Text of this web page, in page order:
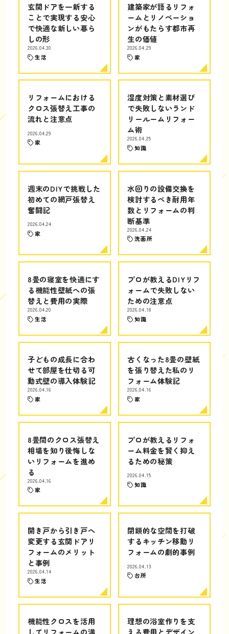
玄関ドアを一新する
ことで実現する安心
で快適な新しい暮ら
しの形
2026.04.30
生活
建築家が語るリフォ
ームとリノベーショ
ンがもたらす都市再
生の価値
2026.04.29
家
リフォームにおける
クロス張替え工事の
流れと注意点
2026.04.29
家
湿度対策と素材選び
で失敗しないランド
リールームリフォー
ム術
2026.04.25
知識
週末のDIYで挑戦した
初めての網戸張替え
奮闘記
2026.04.24
家
水回りの設備交換を
検討するべき耐用年
数とリフォームの判
断基準
2026.04.24
洗面所
8畳の寝室を快適にす
る機能性壁紙への張
替えと費用の実際
2026.04.20
生活
プロが教えるDIYリフ
ォームで失敗しない
ための注意点
2026.04.18
知識
子どもの成長に合わ
せて部屋を仕切る可
動式壁の導入体験記
2026.04.16
家
古くなった8畳の壁紙
を張り替えた私のリ
フォーム体験記
2026.04.16
家
8畳間のクロス張替え
相場を知り後悔しな
いリフォームを進め
る
2026.04.16
家
プロが教えるリフォ
ーム料金を賢く抑え
るための秘策
2026.04.15
知識
開き戸から引き戸へ
変更する玄関ドアリ
フォームのメリット
と事例
2026.04.14
生活
閉鎖的な空間を打破
するキッチン移動リ
フォームの劇的事例
2026.04.13
台所
機能性クロスを活用
理想の浴室作りを支